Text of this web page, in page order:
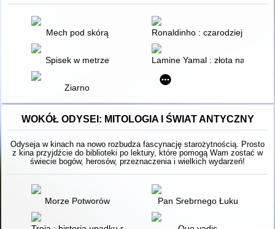
Mech pod skórą Ronaldinho : czarodziej piłki
Spisek w metrze Lamine Yamal : złota nadzieja
Ziarno
WOKÓŁ ODYSEI: MITOLOGIA I ŚWIAT ANTYCZNY
Odyseja w kinach na nowo rozbudza fascynację starożytnością. Prosto
z kina przyjdźcie do biblioteki po lektury, które pomogą Wam zostać w
świecie bogów, herosów, przeznaczenia i wielkich wydarzeń!
Morze Potworów Pan Srebrnego Łuku